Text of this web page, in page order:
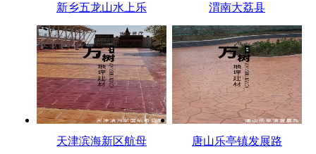
新乡五龙山水上乐 渭南大荔县
天津滨海新区航母 唐山乐亭镇发展路